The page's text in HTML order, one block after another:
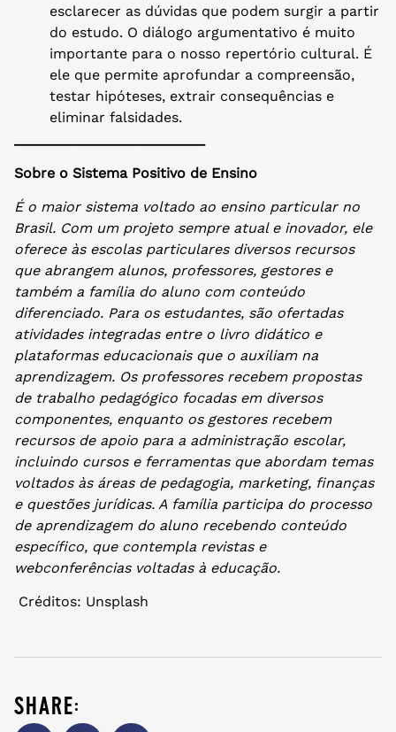
esclarecer as dúvidas que podem surgir a partir
do estudo. O diálogo argumentativo é muito
importante para o nosso repertório cultural. É
ele que permite aprofundar a compreensão,
testar hipóteses, extrair consequências e
eliminar falsidades.
Sobre o Sistema Positivo de Ensino
É o maior sistema voltado ao ensino particular no
Brasil. Com um projeto sempre atual e inovador, ele
oferece às escolas particulares diversos recursos
que abrangem alunos, professores, gestores e
também a família do aluno com conteúdo
diferenciado. Para os estudantes, são ofertadas
atividades integradas entre o livro didático e
plataformas educacionais que o auxiliam na
aprendizagem. Os professores recebem propostas
de trabalho pedagógico focadas em diversos
componentes, enquanto os gestores recebem
recursos de apoio para a administração escolar,
incluindo cursos e ferramentas que abordam temas
voltados às áreas de pedagogia, marketing, finanças
e questões jurídicas. A família participa do processo
de aprendizagem do aluno recebendo conteúdo
específico, que contempla revistas e
webconferências voltadas à educação.
Créditos: Unsplash
share: